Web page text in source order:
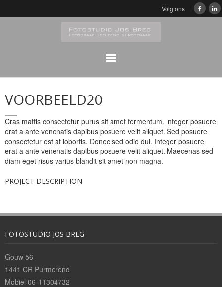
Volg ons
Home
Klassiek
Zwart/Wit Portretfotografie
Portretfotografie
Bedrijfsfeesten Digitaal album
Theaterfotografie
Openingstijden/Prijzen
VOORBEELD20
Cras mattis consectetur purus sit amet fermentum. Integer posuere
erat a ante venenatis dapibus posuere velit aliquet. Sed posuere
consectetur est at lobortis. Donec sed odio dui. Integer posuere
erat a ante venenatis dapibus posuere velit aliquet. Maecenas sed
diam eget risus varius blandit sit amet non magna.
PROJECT DESCRIPTION
FOTOSTUDIO JOS BREG
Gouw 56
1441 CR Purmerend
Mobiel 06-11304732